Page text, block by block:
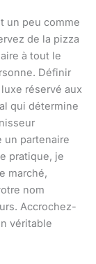
un peu comme
de la pizza
à tout le
Définir
luxe réservé aux
qui détermine
un partenaire
pratique, je
marché,
nom
Accrochez-
véritable